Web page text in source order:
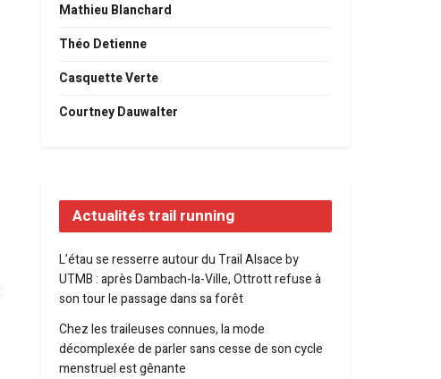
Mathieu Blanchard
Théo Detienne
Casquette Verte
Courtney Dauwalter
Actualités trail running
L’étau se resserre autour du Trail Alsace by
UTMB : après Dambach-la-Ville, Ottrott refuse à
son tour le passage dans sa forêt
Chez les traileuses connues, la mode
décomplexée de parler sans cesse de son cycle
menstruel est gênante